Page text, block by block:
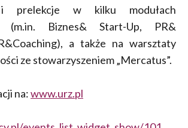
i prelekcje w kilku modułach
(m.in. Biznes& Start-Up, PR&
a także na warsztaty
ze stowarzyszeniem „Mercatus”.
na:www.urz.pl